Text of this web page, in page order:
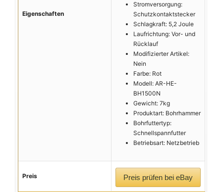
Eigenschaften
Stromversorgung:
Schutzkontaktstecker
Schlagkraft: 5,2 Joule
Laufrichtung: Vor- und
Rücklauf
Modifizierter Artikel:
Nein
Farbe: Rot
Modell: AR-HE-
BH1500N
Gewicht: 7kg
Produktart: Bohrhammer
Bohrfuttertyp:
Schnellspannfutter
Betriebsart: Netzbetrieb
Preis Preis prüfen bei eBay